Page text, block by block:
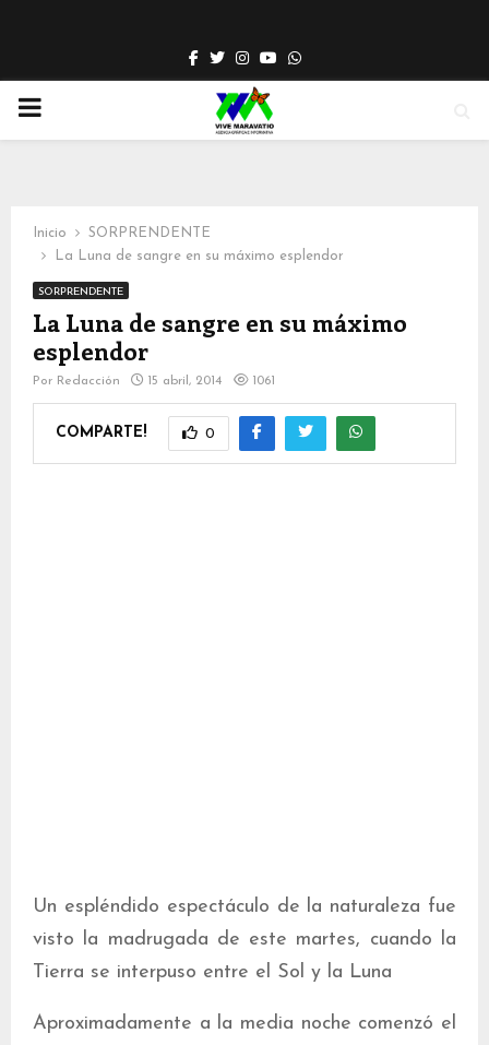
Facebook
TwitterInstagram
YoutubeWhatsapp
PRIMARY
Inicio
SORPRENDENTE
La Luna de sangre en su máximo esplendor
SORPRENDENTE
La Luna de sangre en su máximo
esplendor
Por Redacción 15 abril, 2014 1061
COMPARTE! 0
Un espléndido espectáculo de la naturaleza fue
visto la madrugada de este martes, cuando la
Tierra se interpuso entre el Sol y la Luna
Aproximadamente a la media noche comenzó el